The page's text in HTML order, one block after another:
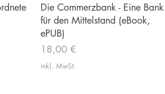
Schnellansicht
Die Commerzbank - Eine Bank
für den Mittelstand (eBook,
ePUB)
Preis
18,00 €
inkl. MwSt.